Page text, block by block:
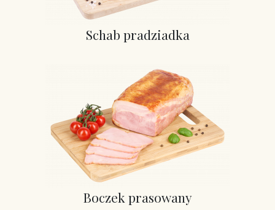
Schab pradziadka
Boczek prasowany